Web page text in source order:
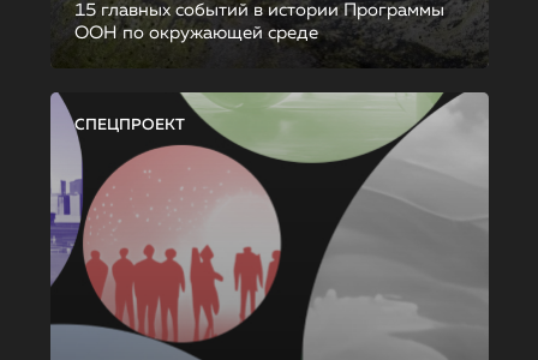
15 главных событий в истории Программы
ООН по окружающей среде
СПЕЦПРОЕКТ